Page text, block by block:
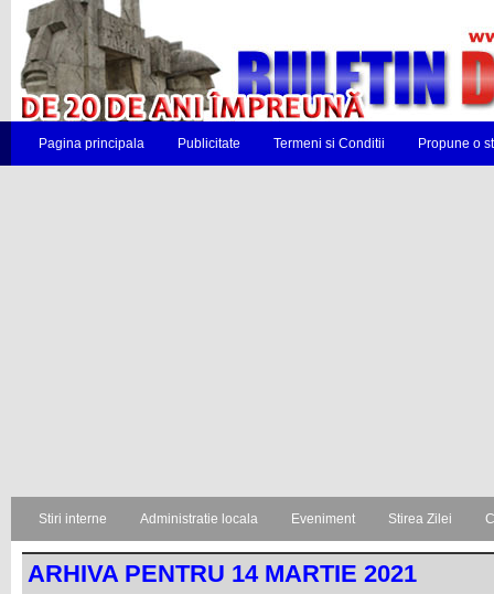
Pagina principala Publicitate Termeni si Conditii Propune o
Stiri interne Administratie locala Eveniment Stirea Zilei
ARHIVA PENTRU 14 MARTIE 2021